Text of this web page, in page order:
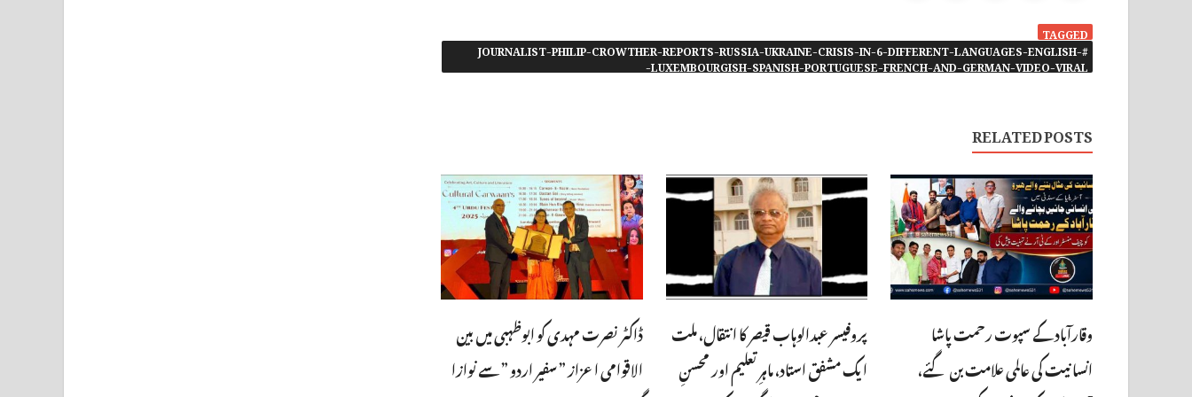
TAGGED
#JOURNALIST-PHILIP-CROWTHER-REPORTS-RUSSIA-UKRAINE-CRISIS-IN-6-DIFFERENT-LANGUAGES-ENGLISH-
LUXEMBOURGISH-SPANISH-PORTUGUESE-FRENCH-AND-GERMAN-VIDEO-VIRAL-
RELATED POSTS
وقارآباد کے سپوت رحمت پاشا
انسانیت کی عالمی علامت بن گئے،
پروفیسر عبدالوہاب قیصر کا انتقال، ملت
ایک مشفق استاد، ماہرِتعلیم اور محسنِ
ڈاکٹر نصرت مہدی کو ابوظہبی میں بین
الاقوامی اعزاز ” سفیر اردو ” سے نوازا